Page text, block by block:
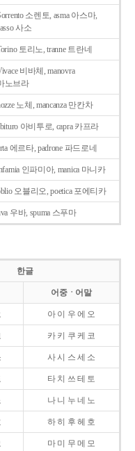
소렌토, asma 아스마,
사소
토리노, tranne 트란네
비바체, manovra
노브라
노체, mancanza 만칸차
아비투로, capra 카프라
에르타, padrone 파드로네
인파미아, manica 마니카
오블리오, poetica 포에티카
우바, spuma 스푸마
한글
어중ㆍ어말
아 이 우 에 오
카 키 쿠 케 코
사 시 스 세 소
타 치 쓰 테 토
나 니 누 네 노
하 히 후 헤 호
마 미 무 메 모